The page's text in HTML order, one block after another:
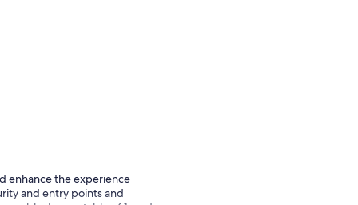
enhance the experience
and entry points and